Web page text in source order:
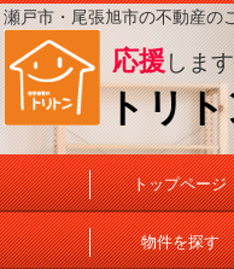
瀬戸市・尾張旭市の不動産の
応援 しま
トリ
トップページ
物件を探す